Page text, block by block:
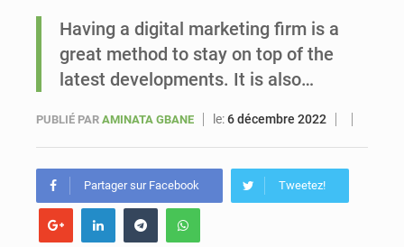
Sénégal : Ousmane Diagne prêtera serment le 11 août comme président du Conseil constitutionnel
Having a digital marketing firm is a
great method to stay on top of the
latest developments. It is also…
PUBLIÉ PAR AMINATA GBANE le:6 décembre 2022
Partager sur Facebook Tweetez!